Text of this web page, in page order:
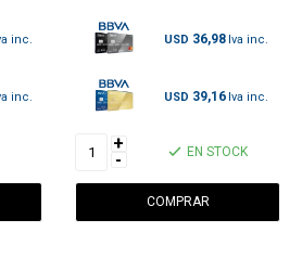
USD 36,98
USD 39,16
+
- EN STOCK